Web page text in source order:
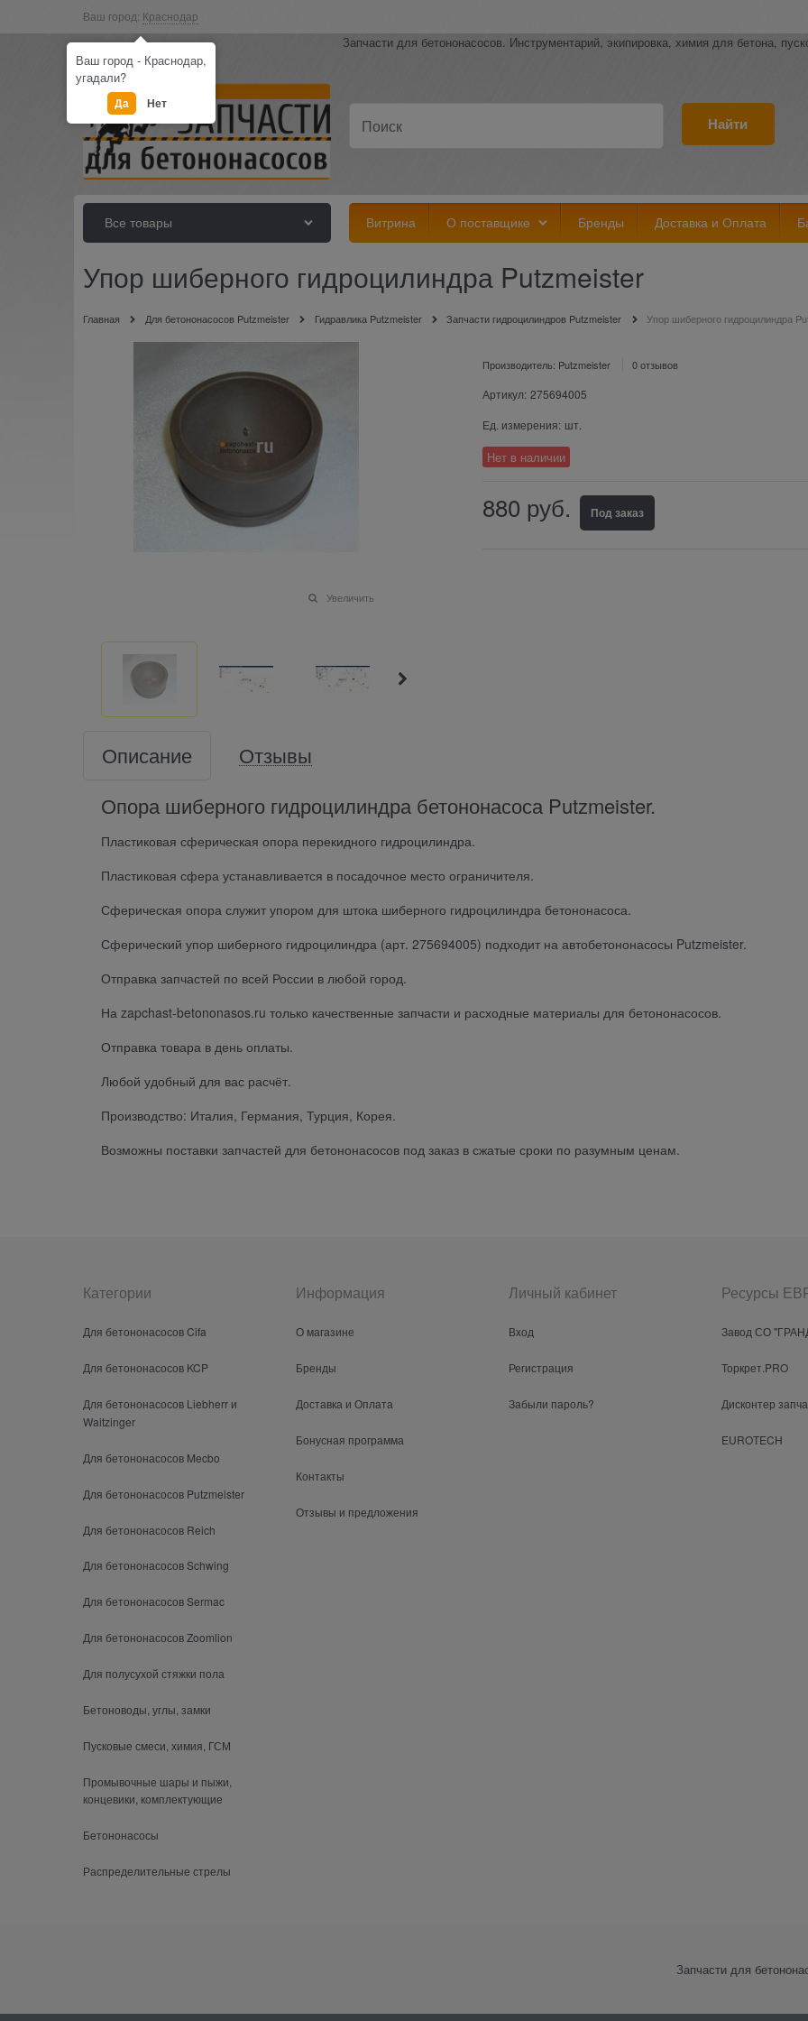
Ваш город: Краснодар
Запчасти для бетононасосов. Инструментарий, экипировка, химия для бетона,
Найти
Все товары Витрина О поставщике Бренды Доставка и Оплата
Упор шиберного гидроцилиндра Putzmeister
Главная Для бетононасосов Putzmeister Гидравлика Putzmeister Запчасти гидроцилиндров Putzmeister Упор шиберного гидроцилиндра
Увеличить
Производитель: Putzmeister 0 отзывов
Артикул: 275694005
Ед. измерения: шт.
Нет в наличии
880 руб. Под заказ
Описание
Отзывы
Опора шиберного гидроцилиндра бетононасоса Putzmeister.
Пластиковая сферическая опора перекидного гидроцилиндра.
Пластиковая сфера устанавливается в посадочное место ограничителя.
Сферическая опора служит упором для штока шиберного гидроцилиндра бетононасоса.
Сферический упор шиберного гидроцилиндра (арт. 275694005) подходит на автобетононасосы Putzmeister.
Отправка запчастей по всей России в любой город.
На zapchast-betononasos.ru только качественные запчасти и расходные материалы для бетононасосов.
Отправка товара в день оплаты.
Любой удобный для вас расчёт.
Производство: Италия, Германия, Турция, Корея.
Возможны поставки запчастей для бетононасосов под заказ в сжатые сроки по разумным ценам.
Категории
Для бетононасосов Cifa
Для бетононасосов KCP
Для бетононасосов Liebherr и
Waitzinger
Для бетононасосов Mecbo
Для бетононасосов Putzmeister
Для бетононасосов Reich
Для бетононасосов Schwing
Для бетононасосов Sermac
Для бетононасосов Zoomlion
Для полусухой стяжки пола
Бетоноводы, углы, замки
Пусковые смеси, химия, ГСМ
Промывочные шары и пыжи,
концевики, комплектующие
Бетононасосы
Распределительные стрелы
Информация
О магазине
Бренды
Доставка и Оплата
Бонусная программа
Контакты
Отзывы и предложения
Личный кабинет
Вход
Регистрация
Забыли пароль?
Ресурсы
Завод СО
Торкрет.PRO
Дисконтер
EUROTECH
Запчасти для
Ваш город - Краснодар,
угадали?
Да Нет